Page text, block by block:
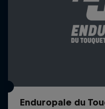
Enduropale du